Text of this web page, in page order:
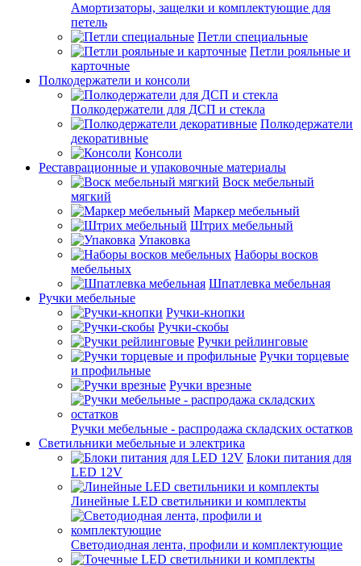
Амортизаторы, защелки и комплектующие для
петель
Петли специальные
Петли рояльные и
карточные
Полкодержатели и консоли
Полкодержатели для ДСП и стекла
Полкодержатели
декоративные
Консоли
Реставрационные и упаковочные материалы
Воск мебельный
мягкий
Маркер мебельный
Штрих мебельный
Упаковка
Наборы восков
мебельных
Шпатлевка мебельная
Ручки мебельные
Ручки-кнопки
Ручки-скобы
Ручки рейлинговые
Ручки торцевые
и профильные
Ручки врезные
Ручки мебельные - распродажа складских остатков
Светильники мебельные и электрика
Блоки питания для
LED 12V
Линейные LED светильники и комплекты
Светодиодная лента, профили и комплектующие